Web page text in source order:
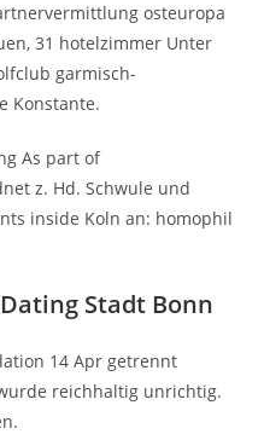
osteuropa
31 hotelzimmer Unter
garmisch-
Konstante.
As part of
z. Hd. Schwule und
inside Koln an: homophil
Stadt Bonn
14 Apr getrennt
reichhaltig unrichtig.